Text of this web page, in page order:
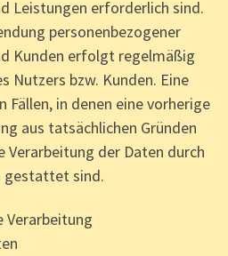
Leistungen erforderlich sind.
personenbezogener
Kunden erfolgt regelmäßig
Nutzers bzw. Kunden. Eine
Fällen, in denen eine vorherige
aus tatsächlichen Gründen
der Daten durch
gestattet sind.
Verarbeitung